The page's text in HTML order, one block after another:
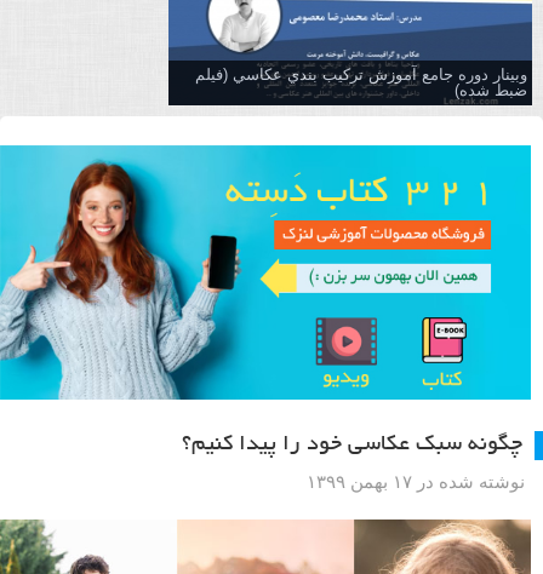
وبینار دوره جامع آموزش تركيب بندي عكاسي (فیلم
ضبط شده)
چگونه سبک عکاسی خود را پیدا کنیم؟
نوشته شده در ۱۷ بهمن ۱۳۹۹